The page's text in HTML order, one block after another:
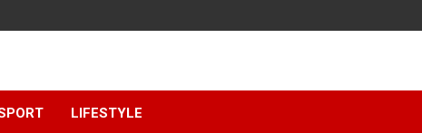
LIFESTYLE